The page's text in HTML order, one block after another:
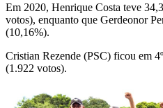
Em 2020, Henrique Costa teve
votos), enquanto que Gerdeonor
(10,16%).
Cristian Rezende (PSC) ficou em
(1.922 votos).